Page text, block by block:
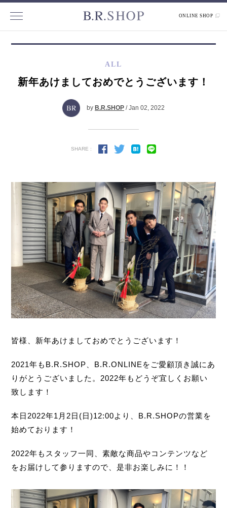
ONLINE SHOP
ALL
新年あけましておめでとうございます！
by B.R.SHOP / Jan 02, 2022
SHARE :
皆様、新年あけましておめでとうございます！
2021年もB.R.SHOP、B.R.ONLINEをご愛顧頂き誠にあ
りがとうございました。2022年もどうぞ宜しくお願い
致します！
本日2022年1月2日(日)12:00より、B.R.SHOPの営業を
始めております！
2022年もスタッフ一同、素敵な商品やコンテンツなど
をお届けして参りますので、是非お楽しみに！！